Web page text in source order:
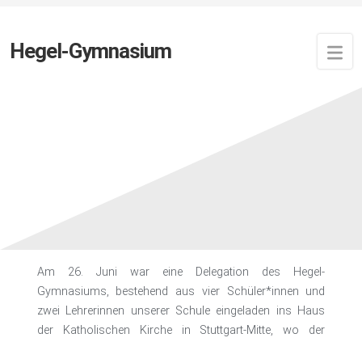
Hegel-Gymnasium
Am 26. Juni war eine Delegation des Hegel-
Gymnasiums, bestehend aus vier Schüler*innen und
zwei Lehrerinnen unserer Schule eingeladen ins Haus
der Katholischen Kirche in Stuttgart-Mitte, wo der